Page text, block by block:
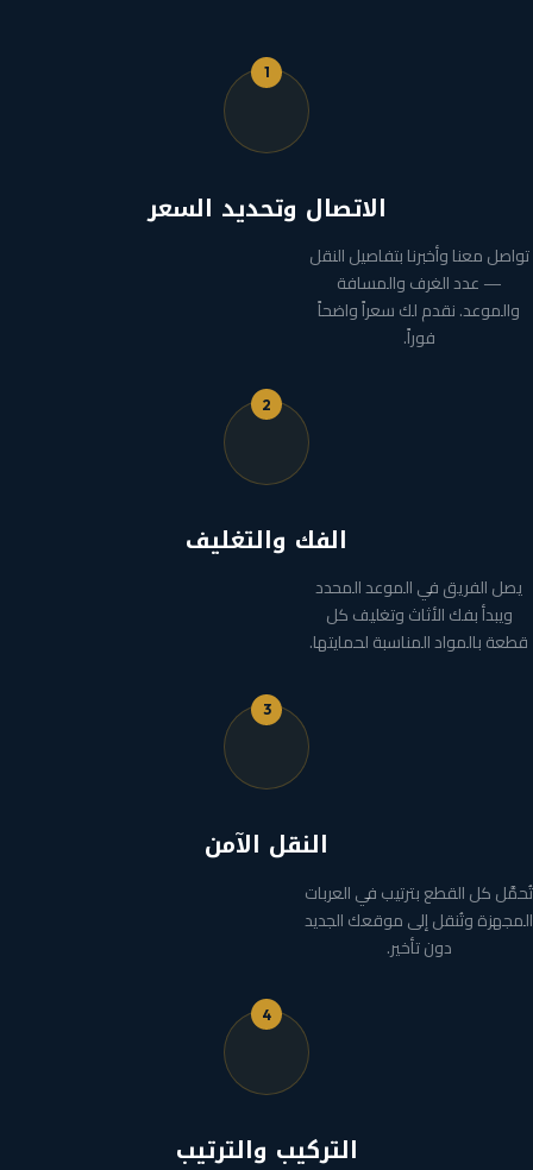
1
الاتصال وتحديد السعر
تواصل معنا وأخبرنا بتفاصيل النقل
— عدد الغرف والمسافة
والموعد. نقدم لك سعراً واضحاً
فوراً.
2
الفك والتغليف
يصل الفريق في الموعد المحدد
ويبدأ بفك الأثاث وتغليف كل
قطعة بالمواد المناسبة لحمايتها.
3
النقل الآمن
تُحمَّل كل القطع بترتيب في العربات
المجهزة وتُنقل إلى موقعك الجديد
دون تأخير.
4
التركيب والترتيب